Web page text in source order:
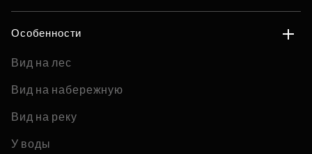
Особенности
Вид на лес
Вид на набережную
Вид на реку
У воды